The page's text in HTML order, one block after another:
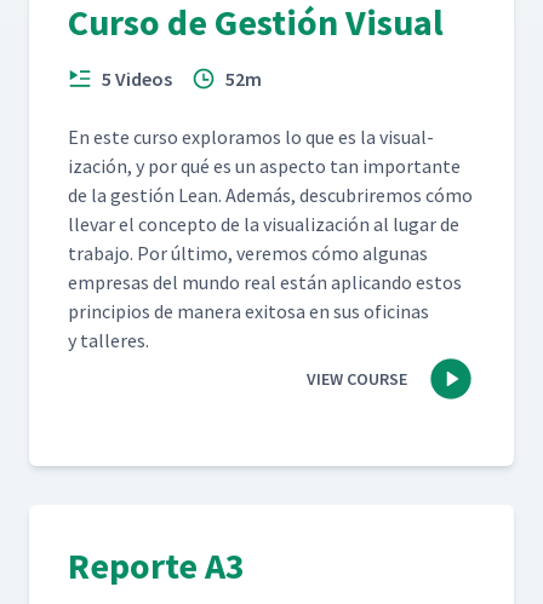
Curso de Gestión Visual
5 Videos 52m
En este cur­so explo­ramos lo que es la visu­al­
ización, y por qué es un aspec­to tan impor­tante
de la gestión Lean. Además, des­cubrire­mos cómo
lle­var el con­cep­to de la visu­al­ización al lugar de
tra­ba­jo. Por últi­mo, ver­e­mos cómo algu­nas
empre­sas del mun­do real están apli­can­do estos
prin­ci­p­ios de man­era exi­tosa en sus ofic­i­nas
y talleres.
VIEW COURSE
Reporte A3